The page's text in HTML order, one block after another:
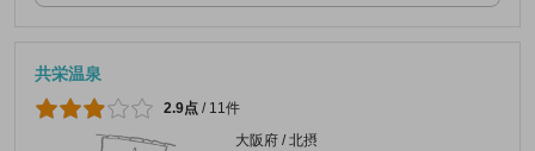
共栄温泉
2.9点 / 11件
大阪府 / 北摂